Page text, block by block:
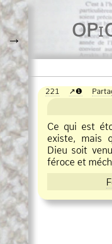
→ OPi
221 ❶
Ce qui est
existe, mais
Dieu soit
féroce et